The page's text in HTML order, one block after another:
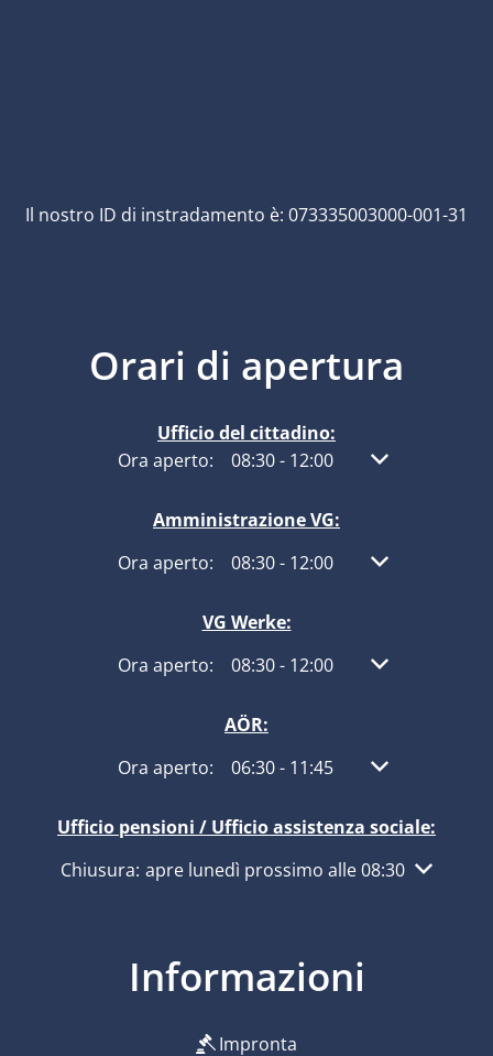
Il nostro ID di instradamento è: 073335003000-001-31
Orari di apertura
Ufficio del cittadino:
Fare clic per nascondere altri orari di
Ora aperto: 08:30- 12:00 Dalle 08:30 alle
Amministrazione VG:
Fare clic per nascondere altri orari di
Ora aperto: 08:30- 12:00 Dalle 08:30 alle
VG Werke:
Fare clic per nascondere altri orari di
Ora aperto: 08:30- 12:00 Dalle 08:30 alle
AÖR:
Fare clic per nascondere altri orari di
Ora aperto: 06:30- 11:45 Dalle 06:30 alle
Ufficio pensioni / Ufficio assistenza sociale:
Fare clic per nascondere altri orari di apertura o
Chiusura: apre lunedì prossimo alle 08:30
Informazioni
Impronta